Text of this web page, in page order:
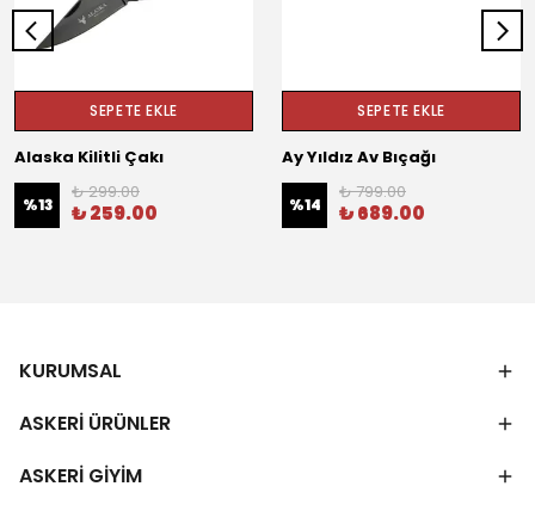
SEPETE EKLE
Alaska Kilitli Çakı
%13
₺ 299.00
₺ 259.00
SEPETE EKLE
Ay Yıldız Av Bıçağı
%14
₺ 799.00
₺ 689.00
KURUMSAL
ASKERİ ÜRÜNLER
ASKERİ GİYİM